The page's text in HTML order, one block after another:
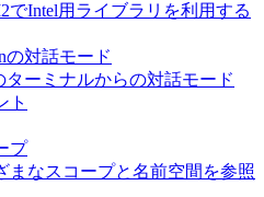
でIntel用ライブラリを利用する
の対話モード
ターミナルからの対話モード
ト
プ
まなスコープと名前空間を参照